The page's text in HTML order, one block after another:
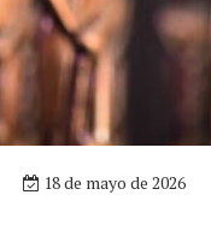
18 de mayo de 2026